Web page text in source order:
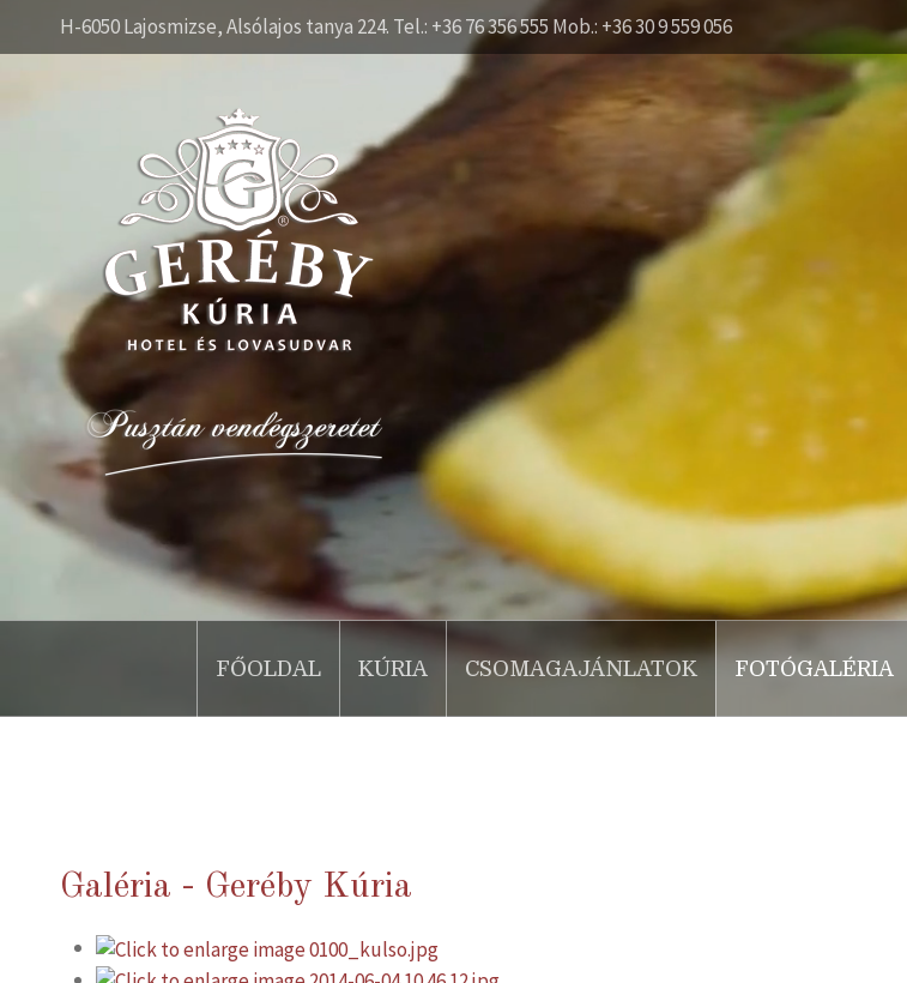
H-6050 Lajosmizse, Alsólajos tanya 224. Tel.: +36 76 356 555 Mob.: +36 30 9 559 056
FŐOLDAL KÚRIA CSOMAGAJÁNLATOK FOTÓGALÉRIA
Galéria - Geréby Kúria